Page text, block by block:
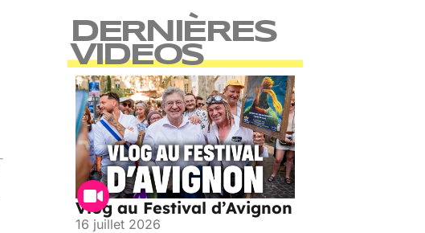
DERNIÈRES
VIDEOS
Vlog au Festival d’Avignon
16 juillet 2026